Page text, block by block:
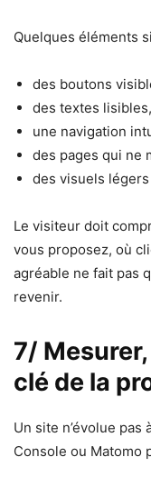
Quelques éléments
des boutons
des textes lisibles,
une navigation
des pages qui ne
des visuels
Le visiteur doit
vous proposez, où
agréable ne fait pas
revenir.
7/
clé de la
Un site n’évolue pas
Console ou Matomo